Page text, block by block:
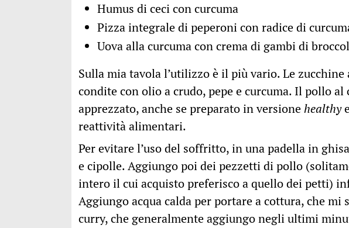
Humus di ceci con curcuma
Pizza integrale di peperoni con radice di
Uova alla curcuma con crema di gambi di
Sulla mia tavola l’utilizzo è il più vario. Le
condite con olio a crudo, pepe e curcuma. Il pollo
apprezzato, anche se preparato in versionehealthy
reattività alimentari.
Per evitare l’uso del soffritto, in una padella in
e cipolle. Aggiungo poi dei pezzetti di pollo
intero il cui acquisto preferisco a quello dei petti)
Aggiungo acqua calda per portare a cottura, che mi
curry, che generalmente aggiungo negli ultimi